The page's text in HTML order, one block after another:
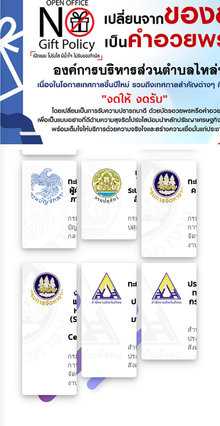
ชีวิต
คน
พิการ
ขอใช้
น้ำ
ประปา
ในเขต
ต่าง
การ
ประปา
ส่วน
ในเขต
นนทบุรี
สมุทรปราการ
การ
ไฟฟ้า
นครหลวง
ไฟฟ้า
ในเขต
ต่าง
จังหวัด
การ
ไฟฟ้า
ส่วน
ภูมิภาค
ทะเบียน
ผู้ค้ากับ
ภาครัฐ
กรม
บัญชี
กลาง
แจ้ง
โรค
ระบาด
สัตว์
กรม
ปศุสัตว์
ทะเบียน
คนว่าง
กรม
การ
จัดหา
งาน
งานทำ
และคน
หางาน
(Smart
Center)
กรม
การ
จัดหา
งาน
ทะเบียน
ประกัน
มาตรา
สำนักงาน
ประกัน
สังคม
ประโยชน์
ทดแทน
กรณีว่าง
สำนักงาน
ประกัน
สังคม